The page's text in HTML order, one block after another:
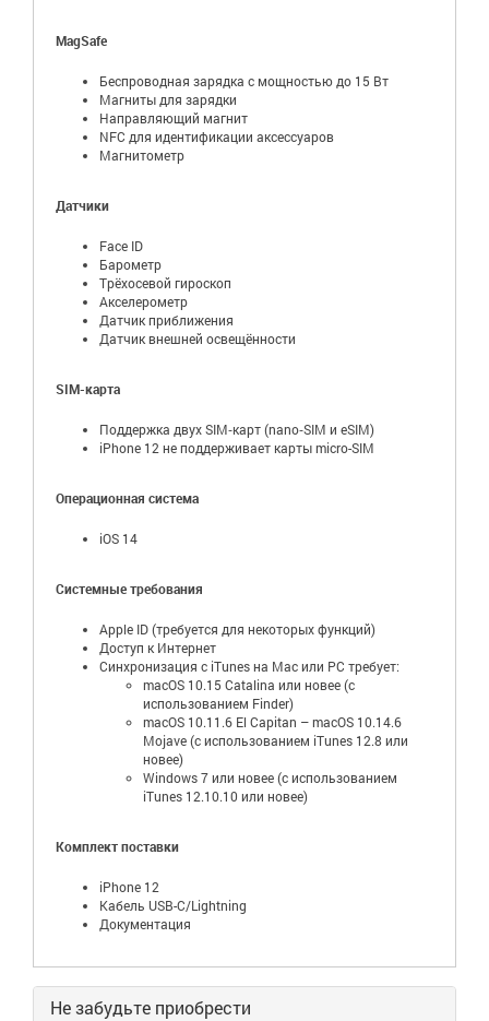
MagSafe
Беспроводная зарядка с мощностью до 15 Вт
Магниты для зарядки
Направляющий магнит
NFC для идентификации аксессуаров
Магнитометр
Датчики
Face ID
Барометр
Трёхосевой гироскоп
Акселерометр
Датчик приближения
Датчик внешней освещённости
SIM-карта
Поддержка двух SIM‑карт (nano‑SIM и eSIM)
iPhone 12 не поддерживает карты micro-SIM
Операционная система
iOS 14
Системные требования
Apple ID (требуется для некоторых функций)
Доступ к Интернет
Синхронизация с iTunes на Mac или PC требует:
macOS 10.15 Catalina или новее (с
использованием Finder)
macOS 10.11.6 El Capitan – macOS 10.14.6
Mojave (с использованием iTunes 12.8 или
новее)
Windows 7 или новее (с использованием
iTunes 12.10.10 или новее)
Комплект поставки
iPhone 12
Кабель USB-C/Lightning
Документация
Не забудьте приобрести